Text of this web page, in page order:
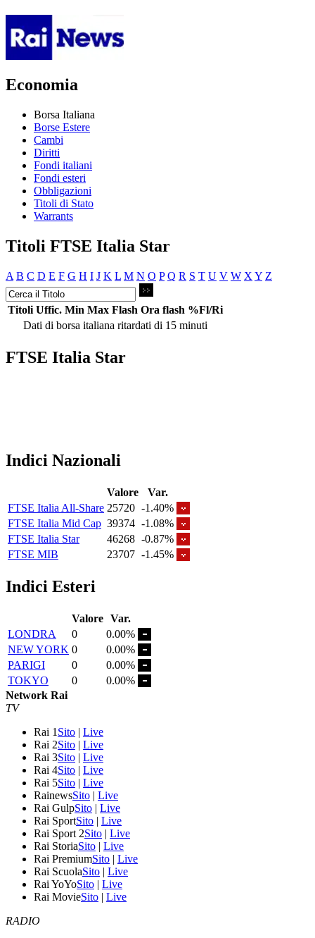
Economia
Borsa Italiana
Borse Estere
Cambi
Diritti
Fondi italiani
Fondi esteri
Obbligazioni
Titoli di Stato
Warrants
Titoli FTSE Italia Star
A B C D E F G H I J K L M N O P Q R S T U V W X Y Z
Titoli Uffic. Min Max Flash Ora flash %Fl/Ri
Dati di borsa italiana ritardati di 15 minuti
FTSE Italia Star
Indici Nazionali
Valore
Var.
FTSE Italia All-Share 25720 -1.40%
FTSE Italia Mid Cap 39374 -1.08%
FTSE Italia Star
46268 -0.87%
FTSE MIB
23707 -1.45%
Indici Esteri
Valore Var.
LONDRA
0
0.00%
NEW YORK 0
0.00%
PARIGI
0
0.00%
TOKYO
0
0.00%
Network Rai
TV
Rai 1 Sito | Live
Rai 2Sito | Live
Rai 3Sito | Live
Rai 4Sito | Live
Rai 5Sito | Live
RainewsSito | Live
Rai GulpSito | Live
Rai SportSito | Live
Rai Sport 2Sito | Live
Rai StoriaSito | Live
Rai PremiumSito | Live
Rai ScuolaSito | Live
Rai YoYoSito | Live
Rai MovieSito | Live
RADIO